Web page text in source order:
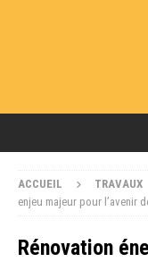
ACCUEIL TRAVAUX
enjeu majeur pour l’avenir
Rénovation